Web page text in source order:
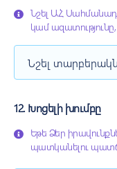
Պաշտպանը կարող է
տեղական
կամ դրանց
կողմից է
Նշել ԱՀ
կամ
12. Խոցելի խումբը
Եթե Ձեր
պատկանելու